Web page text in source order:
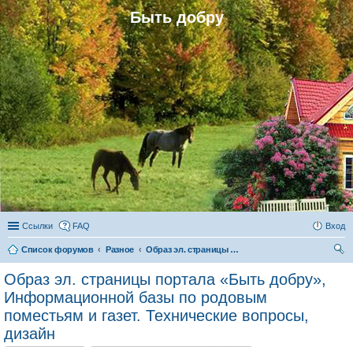
Быть добру
Ссылки FAQ Вход
Список форумов Разное
Образ эл. страницы портала «Быть добру», Информационной базы по родовым поместьям и газет. Технические вопросы, дизайн
Образ эл. страницы портала «Быть добру»,
Информационной базы по родовым
поместьям и газет. Технические вопросы,
дизайн